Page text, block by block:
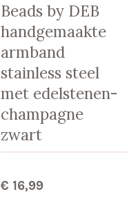
Beads by DEB
handgemaakte
armband
stainless steel
met edelstenen-
champagne
zwart
€ 16,99